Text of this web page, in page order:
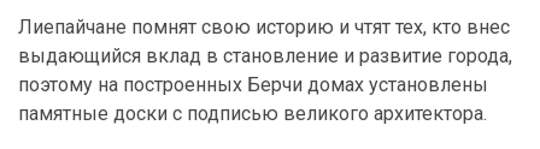
Лиепайчане помнят свою историю и чтят тех, кто внес
выдающийся вклад в становление и развитие города,
поэтому на построенных Берчи домах установлены
памятные доски с подписью великого архитектора.